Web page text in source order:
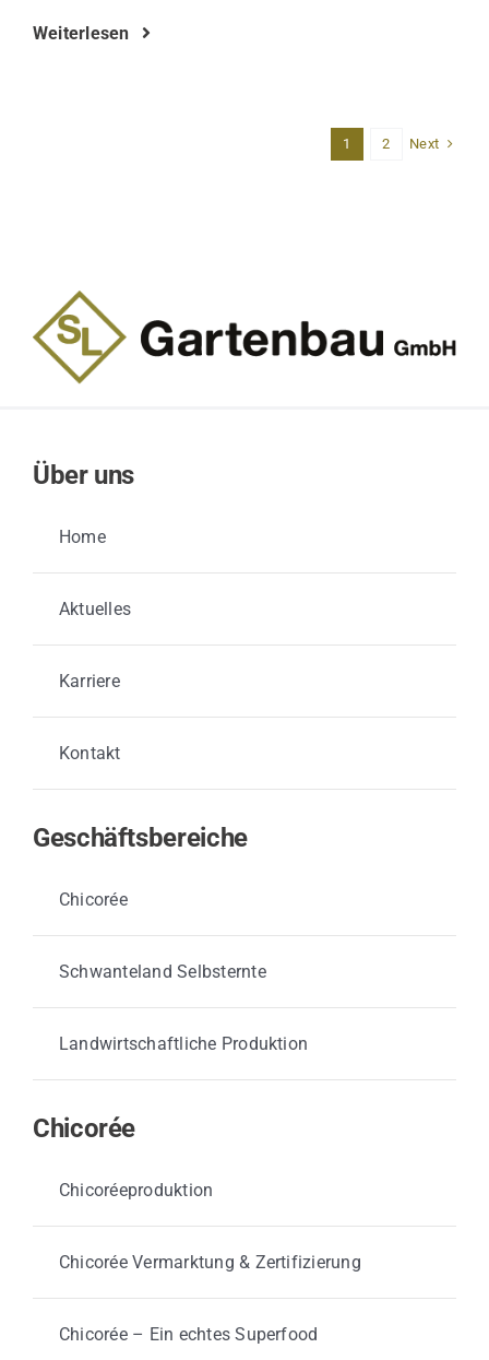
Weiterlesen
1 2 Next
Über uns
Home
Aktuelles
Karriere
Kontakt
Geschäftsbereiche
Chicorée
Schwanteland Selbsternte
Landwirtschaftliche Produktion
Chicorée
Chicoréeproduktion
Chicorée Vermarktung & Zertifizierung
Chicorée – Ein echtes Superfood